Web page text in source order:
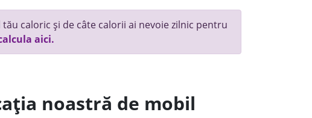
tău caloric și de câte calorii ai nevoie zilnic pentru
aici.
noastră de mobil